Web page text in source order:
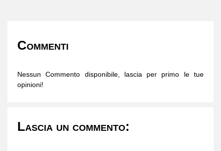
Commenti
Nessun Commento disponibile, lascia per primo le tue
opinioni!
Lascia un commento: